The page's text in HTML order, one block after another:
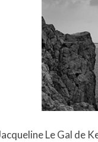
Le Gal de